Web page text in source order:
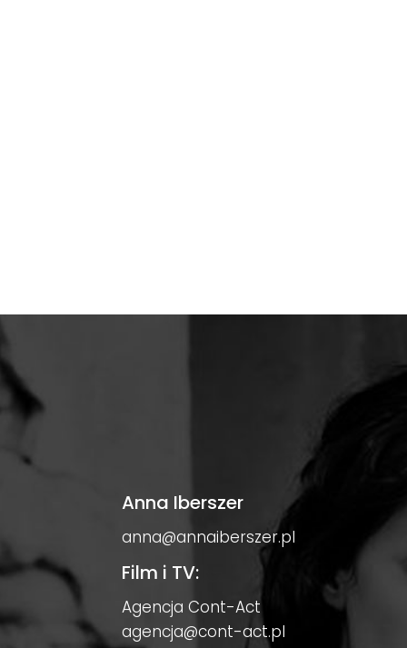
Anna Iberszer
anna@annaiberszer.pl
Film i TV:
Agencja Cont-Act
agencja@cont-act.pl